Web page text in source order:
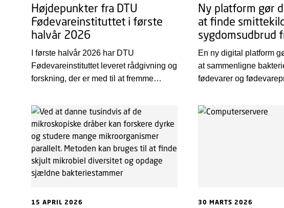
Højdepunkter fra DTU
Fødevareinstituttet i første
halvår 2026
I første halvår 2026 har DTU
Fødevareinstituttet leveret rådgivning og
forskning, der er med til at fremme
nye og bedre fødevarer samt skabe
mere bæredygtige teknologiske
løsninger i verdensklasse. Med et
tilbagekig på nogle højdepunkter fra de
første seks måneder ønskes alle en
rigtig god sommer!
Ny platform gør
at finde
sygdomsudbrud
En ny digital platform
at sammenligne
fødevarer og
bidraget til opklaringen
fødevarebårne
15 APRIL 2026 30 MARTS 2026